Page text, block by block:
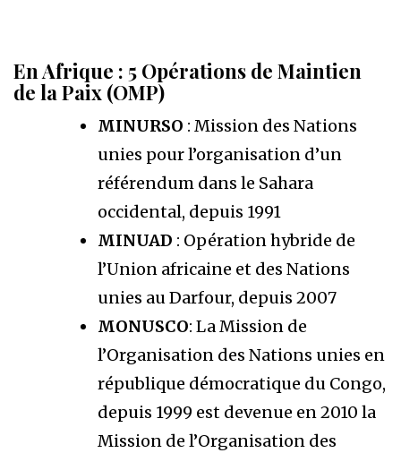
En Afrique : 5 Opérations de Maintien
de la Paix (OMP)
MINURSO : Mission des Nations
unies pour l’organisation d’un
référendum dans le Sahara
occidental, depuis 1991
MINUAD : Opération hybride de
l’Union africaine et des Nations
unies au Darfour, depuis 2007
MONUSCO: La Mission de
l’Organisation des Nations unies en
république démocratique du Congo,
depuis 1999 est devenue en 2010 la
Mission de l’Organisation des